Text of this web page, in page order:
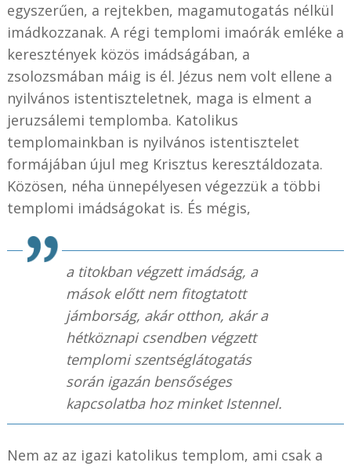
egyszerűen, a rejtekben, magamutogatás nélkül
imádkozzanak. A régi templomi imaórák emléke a
keresztények közös imádságában, a
zsolozsmában máig is él. Jézus nem volt ellene a
nyilvános istentiszteletnek, maga is elment a
jeruzsálemi templomba. Katolikus
templomainkban is nyilvános istentisztelet
formájában újul meg Krisztus keresztáldozata.
Közösen, néha ünnepélyesen végezzük a többi
templomi imádságokat is. És mégis,
a titokban végzett imádság, a
mások előtt nem fitogtatott
jámborság, akár otthon, akár a
hétköznapi csendben végzett
templomi szentséglátogatás
során igazán bensőséges
kapcsolatba hoz minket Istennel.
Nem az az igazi katolikus templom, ami csak a